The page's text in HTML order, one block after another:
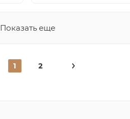
Показать еще
1 2